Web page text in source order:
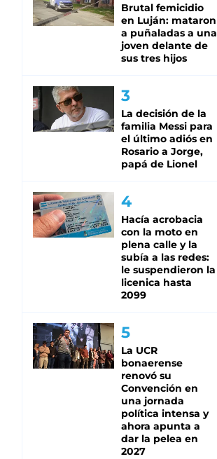
Brutal femicidio
en Luján: mataron
a puñaladas a una
joven delante de
sus tres hijos
La decisión de la
familia Messi para
el último adiós en
Rosario a Jorge,
papá de Lionel
Hacía acrobacia
con la moto en
plena calle y la
subía a las redes:
le suspendieron la
licenica hasta
2099
La UCR
bonaerense
renovó su
Convención en
una jornada
política intensa y
ahora apunta a
dar la pelea en
2027